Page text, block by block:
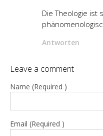
Die Theologie ist
Antworten
Leave a comment
Name (Required )
Email (Required )